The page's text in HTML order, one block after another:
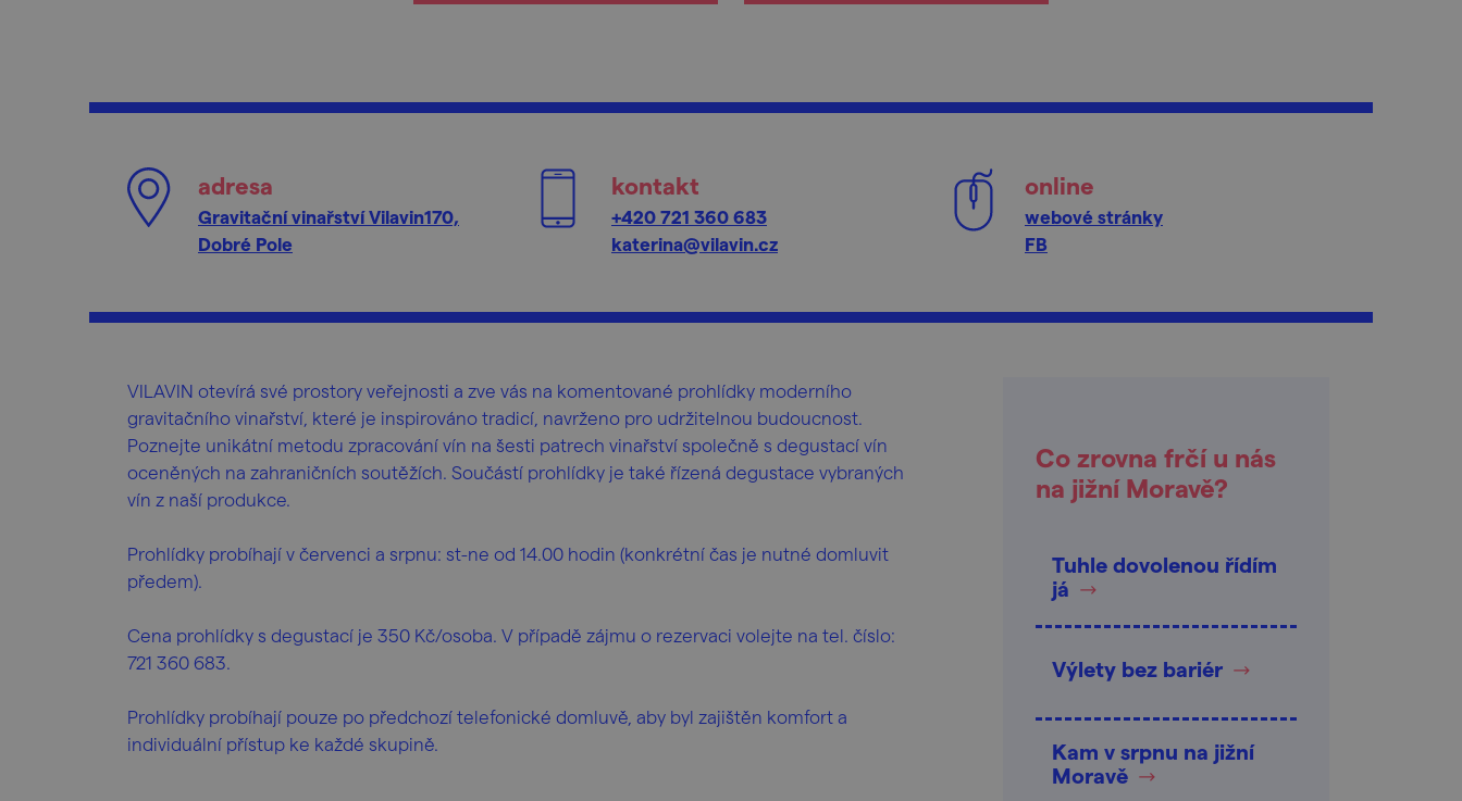
adresa
Gravitační vinařství Vilavin170,
Dobré Pole
kontakt
+420 721 360 683
katerina@vilavin.cz
online
webové stránky
FB
VILAVIN otevírá své prostory veřejnosti a zve vás na komentované prohlídky moderního
gravitačního vinařství, které je inspirováno tradicí, navrženo pro udržitelnou budoucnost.
Poznejte unikátní metodu zpracování vín na šesti patrech vinařství společně s degustací vín
oceněných na zahraničních soutěžích. Součástí prohlídky je také řízená degustace vybraných
vín z naší produkce.
Prohlídky probíhají v červenci a srpnu: st-ne od 14.00 hodin (konkrétní čas je nutné domluvit
předem).
Cena prohlídky s degustací je 350 Kč/osoba. V případě zájmu o rezervaci volejte na tel. číslo:
721 360 683.
Prohlídky probíhají pouze po předchozí telefonické domluvě, aby byl zajištěn komfort a
individuální přístup ke každé skupině.
Co zrovna frčí u nás
na jižní Moravě?
Tuhle dovolenou řídím
já
Výlety bez bariér
Kam v srpnu na jižní
Moravě